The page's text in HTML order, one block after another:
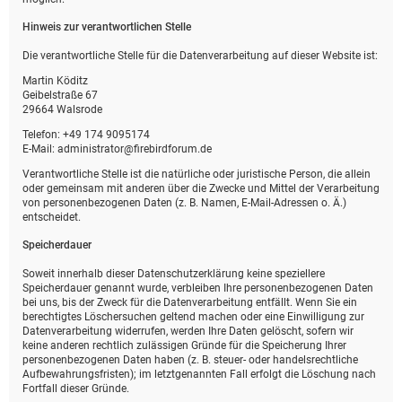
Hinweis zur verantwortlichen Stelle
Die verantwortliche Stelle für die Datenverarbeitung auf dieser Website ist:
Martin Köditz
Geibelstraße 67
29664 Walsrode
Telefon: +49 174 9095174
E-Mail: administrator@firebirdforum.de
Verantwortliche Stelle ist die natürliche oder juristische Person, die allein
oder gemeinsam mit anderen über die Zwecke und Mittel der Verarbeitung
von personenbezogenen Daten (z. B. Namen, E-Mail-Adressen o. Ä.)
entscheidet.
Speicherdauer
Soweit innerhalb dieser Datenschutzerklärung keine speziellere
Speicherdauer genannt wurde, verbleiben Ihre personenbezogenen Daten
bei uns, bis der Zweck für die Datenverarbeitung entfällt. Wenn Sie ein
berechtigtes Löschersuchen geltend machen oder eine Einwilligung zur
Datenverarbeitung widerrufen, werden Ihre Daten gelöscht, sofern wir
keine anderen rechtlich zulässigen Gründe für die Speicherung Ihrer
personenbezogenen Daten haben (z. B. steuer- oder handelsrechtliche
Aufbewahrungsfristen); im letztgenannten Fall erfolgt die Löschung nach
Fortfall dieser Gründe.